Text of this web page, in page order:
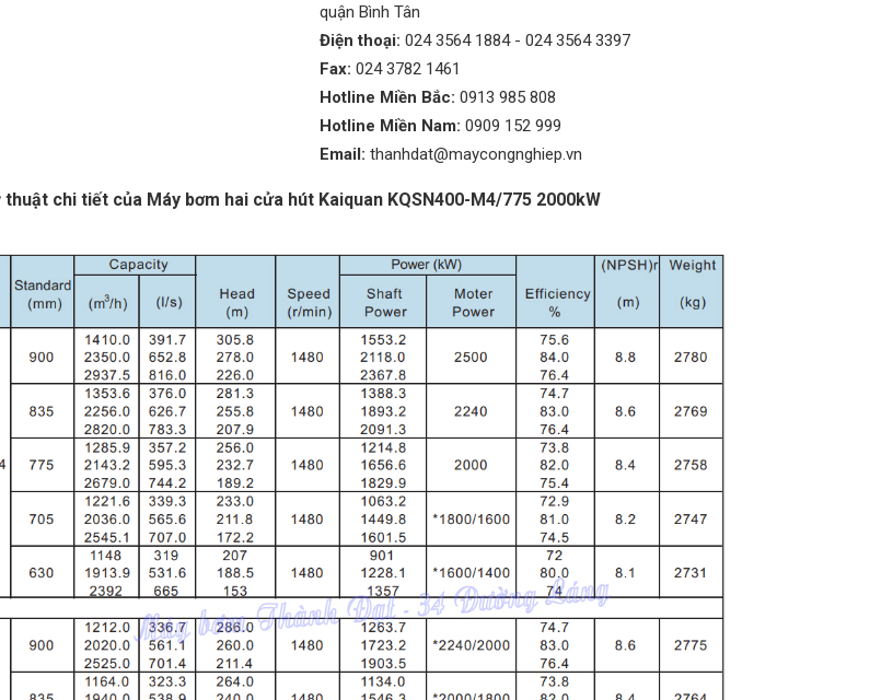
quận Bình Tân
Điện thoại: 024 3564 1884- 024 3564 3397
Fax: 024 3782 1461
Hotline Miền Bắc: 0913 985 808
Hotline Miền Nam: 0909 152 999
Email: thanhdat@maycongnghiep.vn
chi tiết của Máy bơm hai cửa hút Kaiquan KQSN400-M4/775 2000kW